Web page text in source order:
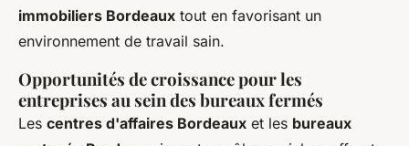
immobiliers Bordeaux tout en favorisant un
environnement de travail sain.
Opportunités de croissance pour les
entreprises au sein des bureaux fermés
Les centres d'affaires Bordeaux et les bureaux